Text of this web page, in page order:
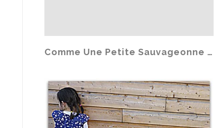
c
e
K
a
t
n
Comme Une Petite Sauvageonne …